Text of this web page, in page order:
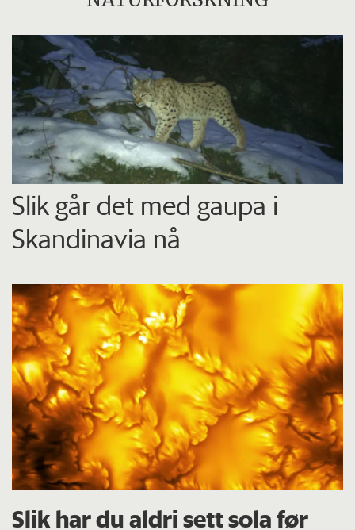
Slik går det med gaupa i
Skandinavia nå
Slik har du aldri sett sola før